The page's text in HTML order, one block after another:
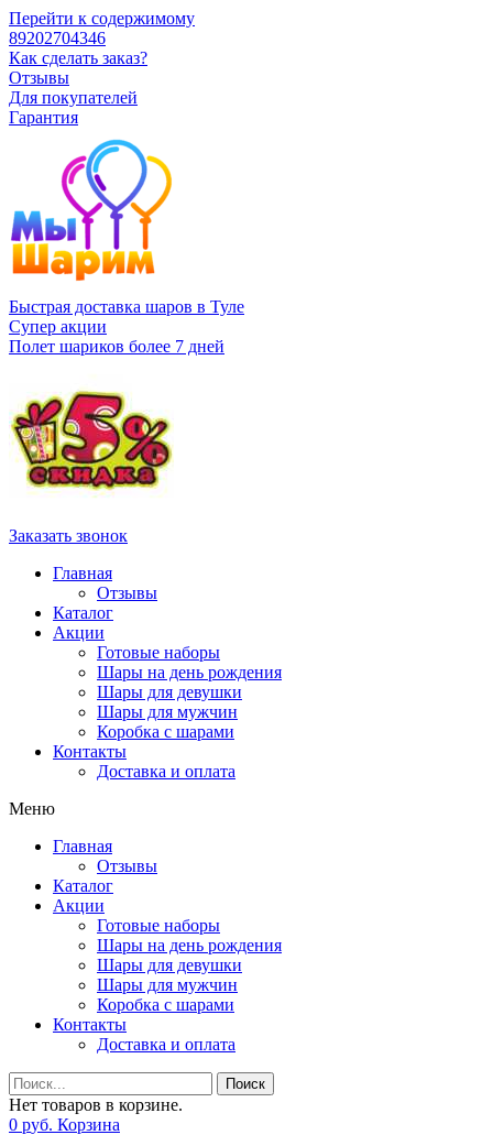
Перейти к содержимому
89202704346
Как сделать заказ?
Отзывы
Для покупателей
Гарантия
Быстрая доставка шаров в Туле
Супер акции
Полет шариков более 7 дней
Заказать звонок
Главная
Отзывы
Каталог
Акции
Готовые наборы
Шары на день рождения
Шары для девушки
Шары для мужчин
Коробка с шарами
Контакты
Доставка и оплата
Меню
Главная
Отзывы
Каталог
Акции
Готовые наборы
Шары на день рождения
Шары для девушки
Шары для мужчин
Коробка с шарами
Контакты
Доставка и оплата
Поиск
Нет товаров в корзине.
0 руб. Корзина